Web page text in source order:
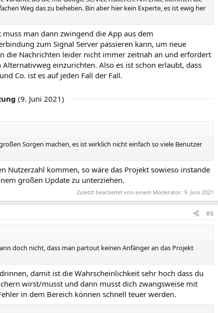
Weg das zu beheben. Bin aber hier kein Experte, es ist ewig her
man dann zwingend die App aus dem
zum Signal Server passieren kann, um neue
die Nachrichten leider nicht immer zeitnah an und erfordert
einzurichten. Also es ist schon erlaubt, dass
Co. ist es auf jeden Fall der Fall.
(9. Juni 2021)
Sorgen machen, es ist wirklich nicht einfach so viele Benutzer
Nutzerzahl kommen, so wäre das Projekt sowieso instande
großen Update zu unterziehen.
Zuletzt bearbeitet von einem Moderator: 9. Juni 2021
#8
doch nicht, dass man partout keinen Anfänger an das Projekt
damit ist die Wahrscheinlichkeit sehr hoch dass du
wirst/musst und dann musst dich zwangsweise mit
in dem Bereich können schnell teuer werden.